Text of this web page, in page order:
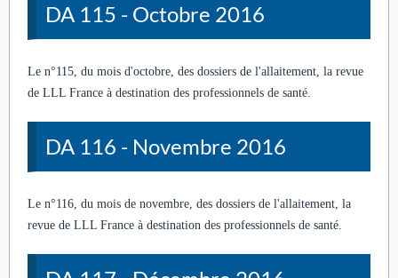
DA 115 - Octobre 2016
Le n°115, du mois d'octobre, des dossiers de l'allaitement, la revue
de LLL France à destination des professionnels de santé.
DA 116 - Novembre 2016
Le n°116, du mois de novembre, des dossiers de l'allaitement, la
revue de LLL France à destination des professionnels de santé.